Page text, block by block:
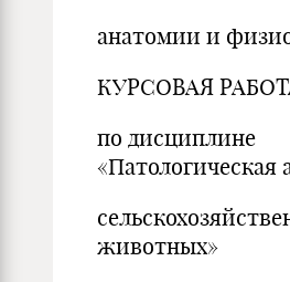
анатомии и
КУРСОВАЯ
по дисциплине
«Патологическая
животных»